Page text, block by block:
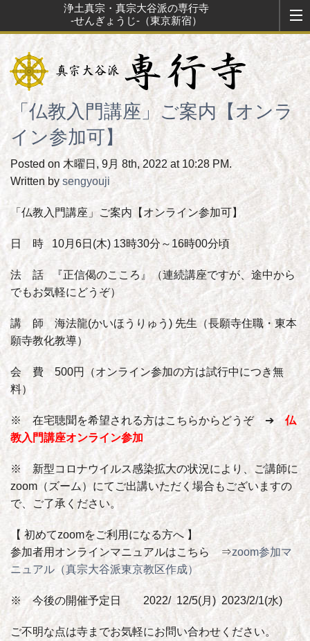
浄土真宗・真宗大谷派の専行寺
-せんぎょうじ-（東京新宿）
「仏教入門講座」ご案内【オンラ
イン参加可】
Posted on 木曜日, 9月 8th, 2022 at 10:28 PM.
Written by sengyouji
「仏教入門講座」ご案内【オンライン参加可】
日 時 10月6日(木) 13時30分～16時00分頃
法 話 『正信偈のこころ』（連続講座ですが、途中から
でもお気軽にどうぞ）
講 師 海法龍(かいほうりゅう) 先生（長願寺住職・東本
願寺教化教導）
会 費 500円（オンライン参加の方は試行中につき無
料）
※ 在宅聴聞を希望される方はこちらからどうぞ ➔仏
教入門講座オンライン参加
※ 新型コロナウイルス感染拡大の状況により、ご講師に
zoom（ズーム）にてご出講いただく場合もございますの
で、ご了承ください。
【 初めてzoomをご利用になる方へ 】
参加者用オンラインマニュアルはこちら ⇒zoom参加マ
ニュアル（真宗大谷派東京教区作成）
※ 今後の開催予定日 2022/ 12/5(月) 2023/2/1(水)
ご不明な点は寺までお気軽にお問い合わせください。